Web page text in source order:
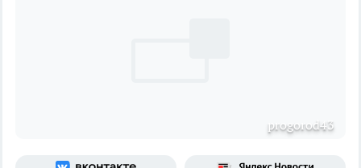
progorod43